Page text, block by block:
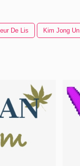
De Lis Kim Jong Un